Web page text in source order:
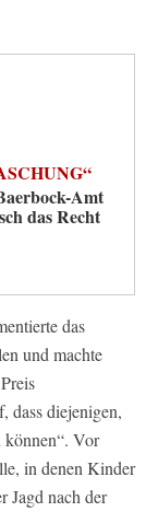
Amt
das Recht
das
und machte
dass diejenigen,
Vor
in denen Kinder
Jagd nach der